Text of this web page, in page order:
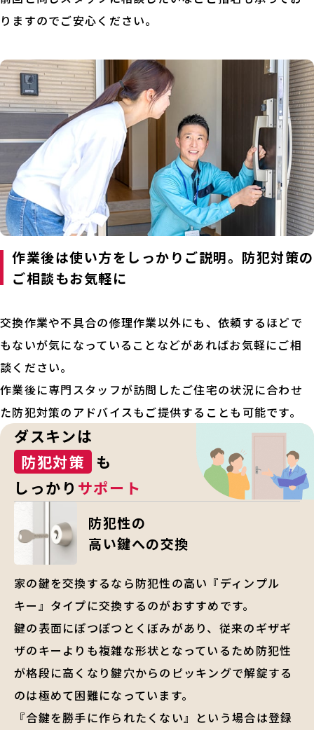
りますのでご安心ください。
作業後は使い方をしっかりご説明。防犯対策の
ご相談もお気軽に
交換作業や不具合の修理作業以外にも、依頼するほどで
もないが気になっていることなどがあればお気軽にご相
談ください。
作業後に専門スタッフが訪問したご住宅の状況に合わせ
た防犯対策のアドバイスもご提供することも可能です。
ダスキンは
防犯対策
も
しっかり サポート
防犯性の
高い鍵への交換
家の鍵を交換するなら防犯性の高い『ディンプル
キー』タイプに交換するのがおすすめです。
鍵の表面にぽつぽつとくぼみがあり、従来のギザギ
ザのキーよりも複雑な形状となっているため防犯性
が格段に高くなり鍵穴からのピッキングで解錠する
のは極めて困難になっています。
『合鍵を勝手に作られたくない』という場合は登録